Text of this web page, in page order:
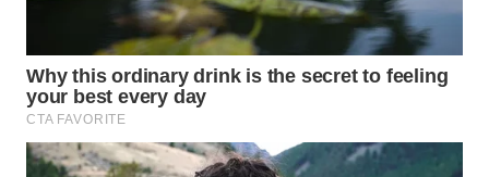
KALTARA
WN
KALSEL